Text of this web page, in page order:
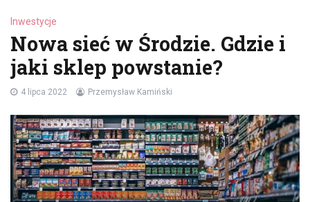
Inwestycje
Nowa sieć w Środzie. Gdzie i
jaki sklep powstanie?
4 lipca 2022 Przemysław Kamiński